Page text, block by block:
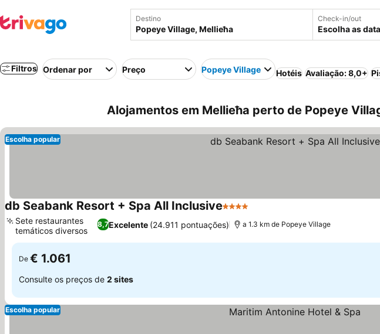
Destino Check-in/out
Escolha as
Filtros Ordenar por Preço Popeye Village Hotéis Avaliação: 8,0+
Alojamentos em Mellieħa perto de Popeye
Escolha popular
db Seabank Resort + Spa All Inclusive4 Estrelas
8,7Excelente (24.911 pontuações)
Sete restaurantes
temáticos diversos
a 1.3 km de Popeye Village
De € 1.061
Consulte os preços de 2 sites
Escolha popular